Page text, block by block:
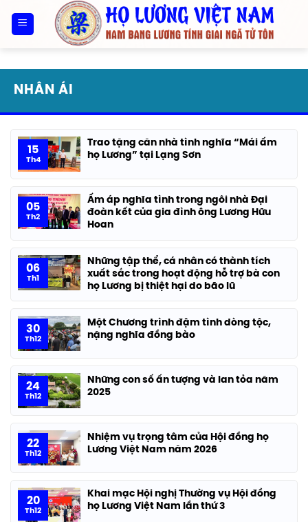
qua
NHÂN ÁI
Trao tặng căn nhà tình nghĩa “Mái ấm
họ Lương” tại Lạng Sơn
15
Th4
Ấm áp nghĩa tình trong ngôi nhà Đại
đoàn kết của gia đình ông Lương Hữu
Hoan
05
Th2
Những tập thể, cá nhân có thành tích
xuất sắc trong hoạt động hỗ trợ bà con
họ Lương bị thiệt hại do bão lũ
06
Th1
Một Chương trình đậm tình dòng tộc,
nặng nghĩa đồng bào
30
Th12
Những con số ấn tượng và lan tỏa năm
2025
24
Th12
Nhiệm vụ trọng tâm của Hội đồng họ
Lương Việt Nam năm 2026
22
Th12
Khai mạc Hội nghị Thường vụ Hội đồng
họ Lương Việt Nam lần thứ 3
20
Th12